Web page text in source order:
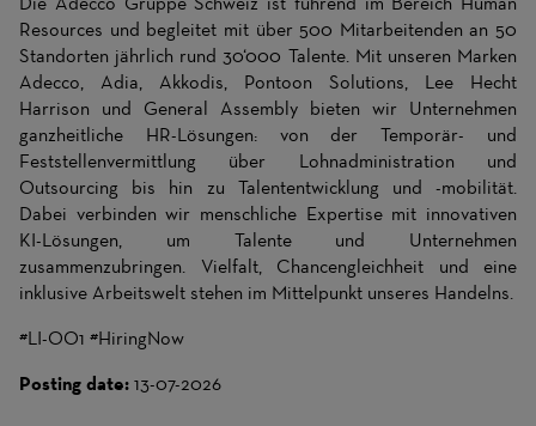
Resources und begleitet mit über 500 Mitarbeitenden an 50
Standorten jährlich rund 30‘000 Talente. Mit unseren Marken
Adecco, Adia, Akkodis, Pontoon Solutions, Lee Hecht
Harrison und General Assembly bieten wir Unternehmen
ganzheitliche HR-Lösungen: von der Temporär- und
Feststellenvermittlung über Lohnadministration und
Outsourcing bis hin zu Talententwicklung und -mobilität.
Dabei verbinden wir menschliche Expertise mit innovativen
KI-Lösungen, um Talente und Unternehmen
zusammenzubringen. Vielfalt, Chancengleichheit und eine
inklusive Arbeitswelt stehen im Mittelpunkt unseres Handelns.
#LI-OO1 #HiringNow
Posting date: 13-07-2026